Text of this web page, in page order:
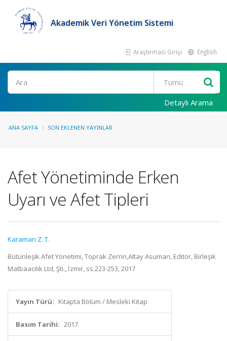
Akademik Veri Yönetim Sistemi
Araştırmacı Girişi English
Ara
Detaylı Arama
ANA SAYFA SON EKLENEN YAYINLAR
Afet Yönetiminde Erken
Uyarı ve Afet Tipleri
Karaman Z. T.
Bütünleşik Afet Yönetimi, Toprak Zerrin,Altay Asuman, Editör, Birleşik
Matbaacılık Ltd, Şti., İzmir, ss.223-253, 2017
Yayın Türü: Kitapta Bölüm / Mesleki Kitap
Basım Tarihi: 2017